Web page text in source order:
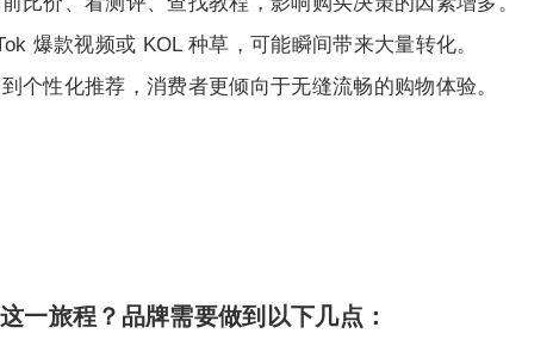
爆款视频或 KOL 种草，可能瞬间带来大量转化。
性化推荐，消费者更倾向于无缝流畅的购物体验。
旅程？品牌需要做到以下几点：